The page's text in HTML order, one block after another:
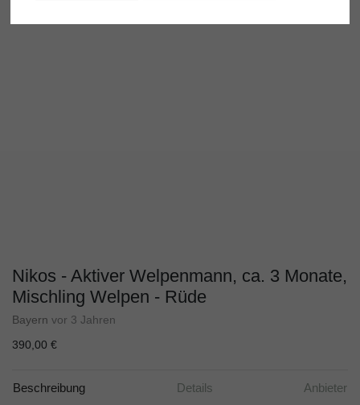
Nikos - Aktiver Welpenmann, ca. 3 Monate,
Mischling Welpen - Rüde
Bayern vor 3 Jahren
390,00 €
Beschreibung Details Anbieter